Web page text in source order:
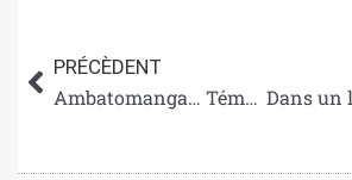
PRÉCÈDENT
Ambatomanga… Témoigner du silence !